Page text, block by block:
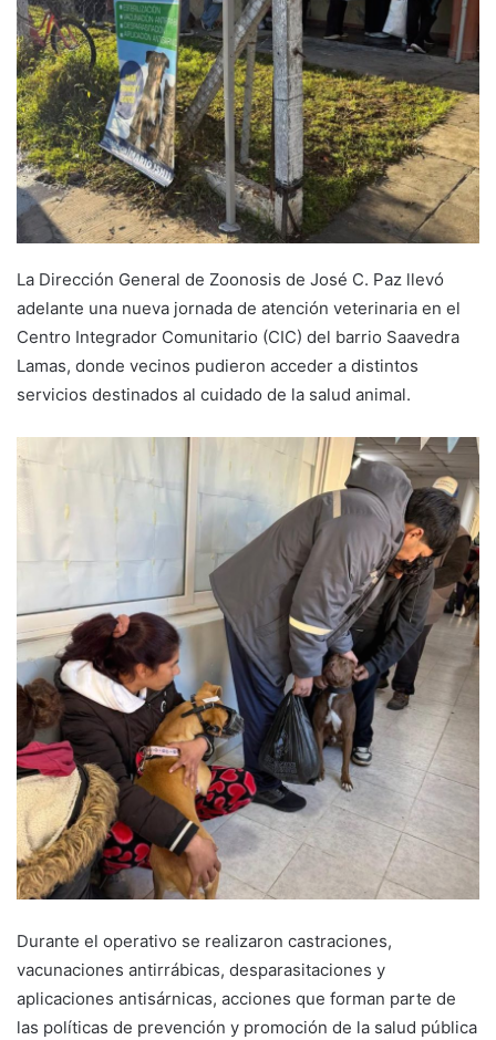
La Dirección General de Zoonosis de José C. Paz llevó
adelante una nueva jornada de atención veterinaria en el
Centro Integrador Comunitario (CIC) del barrio Saavedra
Lamas, donde vecinos pudieron acceder a distintos
servicios destinados al cuidado de la salud animal.
Durante el operativo se realizaron castraciones,
vacunaciones antirrábicas, desparasitaciones y
aplicaciones antisárnicas, acciones que forman parte de
las políticas de prevención y promoción de la salud pública